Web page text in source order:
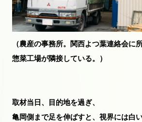
（農産の事務所。関西よつ葉連絡会に
惣菜工場が隣接している。）
取材当日、目的地を過ぎ、
亀岡側まで足を伸ばすと、視界には白